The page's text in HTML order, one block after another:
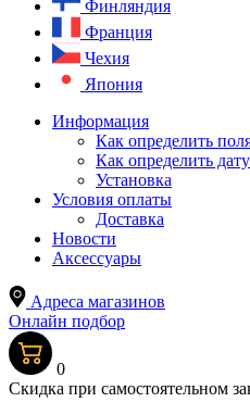
Финляндия
Франция
Чехия
Япония
Информация
Как определить
Как определить
Установка
Условия оплаты
Доставка
Новости
Аксессуары
Адреса магазинов
Онлайн подбор
0
Скидка при самостоятельном